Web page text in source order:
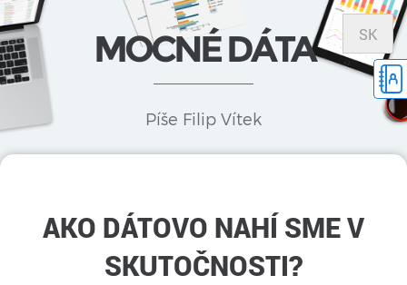
MOCNÉ DÁTA
Píše Filip Vítek
SK
AKO DÁTOVO NAHÍ SME V
SKUTOČNOSTI?